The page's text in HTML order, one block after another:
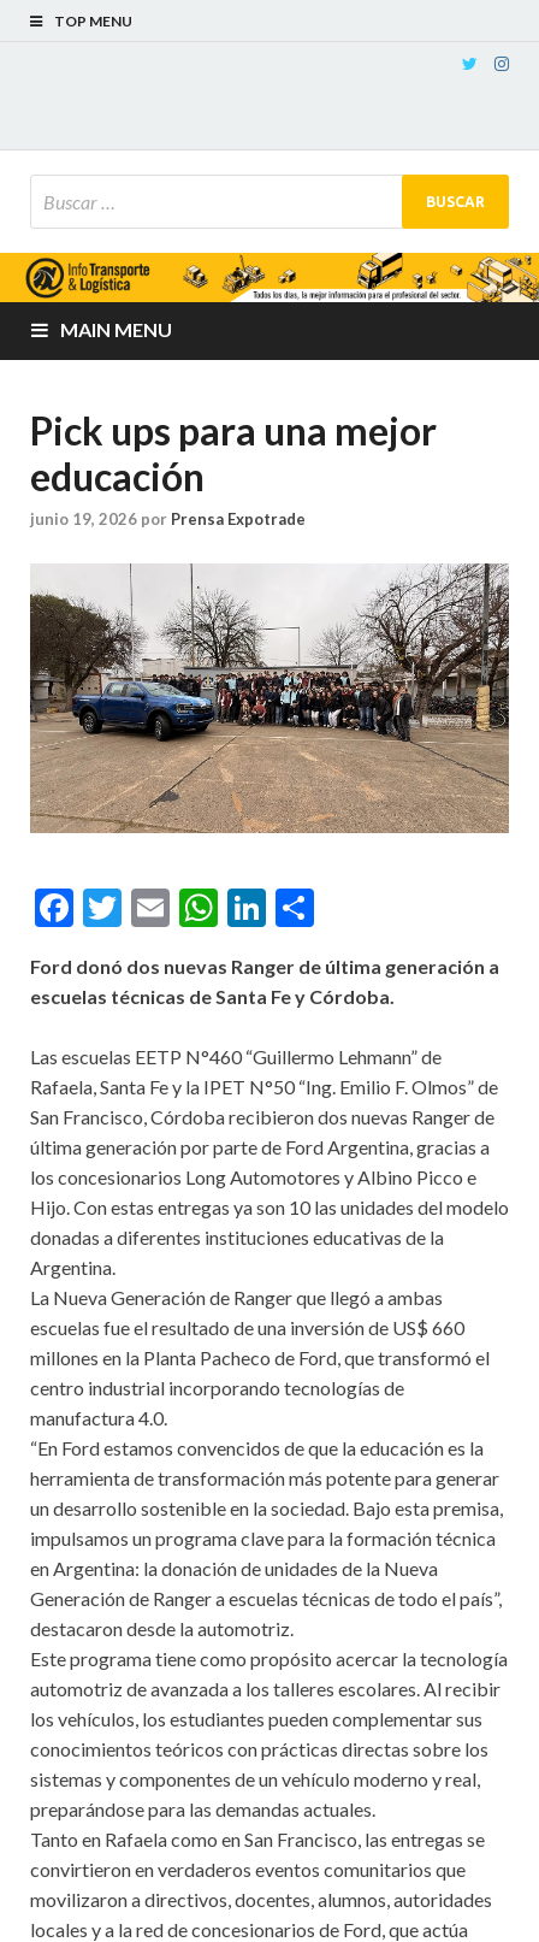
TOP MENU
MAIN MENU
Pick ups para una mejor
educación
junio 19, 2026 por Prensa Expotrade
Facebook
Twitter
EmailWhatsApp
LinkedIn
Ford donó dos nuevas Ranger de última generación a
escuelas técnicas de Santa Fe y Córdoba.
Las escuelas EETP N°460 “Guillermo Lehmann” de
Rafaela, Santa Fe y la IPET N°50 “Ing. Emilio F. Olmos” de
San Francisco, Córdoba recibieron dos nuevas Ranger de
última generación por parte de Ford Argentina, gracias a
los concesionarios Long Automotores y Albino Picco e
Hijo. Con estas entregas ya son 10 las unidades del modelo
donadas a diferentes instituciones educativas de la
Argentina.
La Nueva Generación de Ranger que llegó a ambas
escuelas fue el resultado de una inversión de US$ 660
millones en la Planta Pacheco de Ford, que transformó el
centro industrial incorporando tecnologías de
manufactura 4.0.
“En Ford estamos convencidos de que la educación es la
herramienta de transformación más potente para generar
un desarrollo sostenible en la sociedad. Bajo esta premisa,
impulsamos un programa clave para la formación técnica
en Argentina: la donación de unidades de la Nueva
Generación de Ranger a escuelas técnicas de todo el país”,
destacaron desde la automotriz.
Este programa tiene como propósito acercar la tecnología
automotriz de avanzada a los talleres escolares. Al recibir
los vehículos, los estudiantes pueden complementar sus
conocimientos teóricos con prácticas directas sobre los
sistemas y componentes de un vehículo moderno y real,
preparándose para las demandas actuales.
Tanto en Rafaela como en San Francisco, las entregas se
convirtieron en verdaderos eventos comunitarios que
movilizaron a directivos, docentes, alumnos, autoridades
locales y a la red de concesionarios de Ford, que actúa